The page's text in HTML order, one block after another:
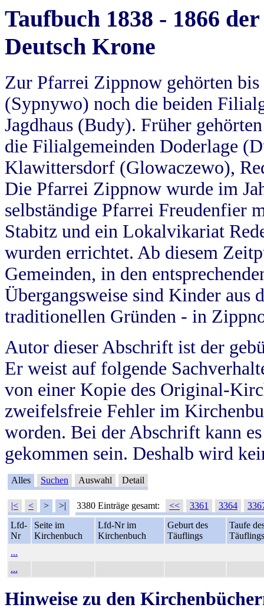
Taufbuch 1838 - 1866
Deutsch Krone
Zur Pfarrei Zippnow gehörten
(Sypnywo) noch die beiden
Jagdhaus (Budy). Früher
die Filialgemeinden Doderlage
Klawittersdorf (Glowaczewo),
Die Pfarrei Zippnow wurde im
selbständige Pfarrei Freudenfier
Stabitz und ein Lokalvikariat
wurden errichtet. Ab diesem
Gemeinden, in den
Übergangsweise sind Kinder aus
traditionellen Gründen - in
Autor dieser Abschrift ist der
Er weist auf folgende
von einer Kopie des Original-
zweifelsfreie Fehler im
worden. Bei der Abschrift kann
gekommen sein. Deshalb wird
Alles Suchen Auswahl Detail
|< < > >| 3380 Einträge gesamt: << 3361 3364
Lfd-
Nr
Seite im
Kirchenbuch
Lfd-Nr im
Kirchenbuch
Geburt des
Täuflings
Taufe
Täuflings
...
...
Hinweise zu den